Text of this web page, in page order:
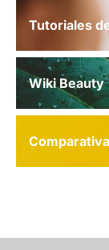
Tutoriales
Wiki Beauty